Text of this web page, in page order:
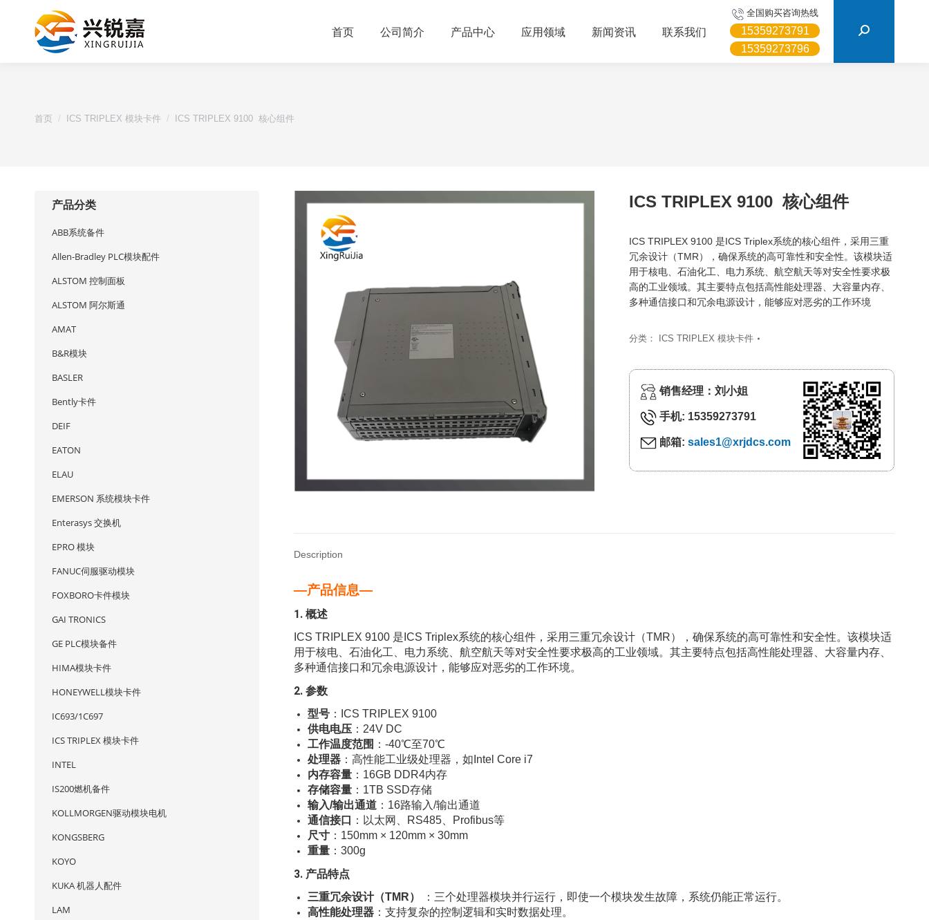
首页 公司简介 产品中心 应用领域 新闻资讯 联系我们
全国购买咨询热线
15359273791
15359273796
首页 ICS TRIPLEX 模块卡件 ICS TRIPLEX 9100 核心组件
ICS TRIPLEX 9100 核心组件
ICS TRIPLEX 9100 是ICS Triplex系统的核心组件，采用三重
冗余设计（TMR），确保系统的高可靠性和安全性。该模块适
用于核电、石油化工、电力系统、航空航天等对安全性要求极
高的工业领域。其主要特点包括高性能处理器、大容量内存、
多种通信接口和冗余电源设计，能够应对恶劣的工作环境
分类： ICS TRIPLEX 模块卡件
销售经理：刘小姐
手机: 15359273791
邮箱: sales1@xrjdcs.com
Description
—产品信息—
1. 概述
ICS TRIPLEX 9100 是ICS Triplex系统的核心组件，采用三重冗余设计（TMR），确保系统的高可靠性和安全性。该模块适
用于核电、石油化工、电力系统、航空航天等对安全性要求极高的工业领域。其主要特点包括高性能处理器、大容量内存、
多种通信接口和冗余电源设计，能够应对恶劣的工作环境。
2. 参数
型号 ：ICS TRIPLEX 9100
供电电压 ：24V DC
工作温度范围 ：-40℃至70℃
处理器 ：高性能工业级处理器，如Intel Core i7
内存容量 ：16GB DDR4内存
存储容量 ：1TB SSD存储
输入/输出通道 ：16路输入/输出通道
通信接口
：以太网、RS485、Profibus等
尺寸 ：150mm × 120mm × 30mm
重量 ：300g
3. 产品特点
三重冗余设计（TMR）
：三个处理器模块并行运行，即使一个模块发生故障，系统仍能正常运行。
高性能处理器 ：支持复杂的控制逻辑和实时数据处理。
产品分类
ABB系统备件
Allen-Bradley PLC模块配件
ALSTOM 控制面板
ALSTOM 阿尔斯通
AMAT
B&R模块
BASLER
Bently卡件
DEIF
EATON
ELAU
EMERSON 系统模块卡件
Enterasys 交换机
EPRO 模块
FANUC伺服驱动模块
FOXBORO卡件模块
GAI TRONICS
GE PLC模块备件
HIMA模块卡件
HONEYWELL模块卡件
IC693/1C697
ICS TRIPLEX 模块卡件
INTEL
IS200燃机备件
KOLLMORGEN驱动模块电机
KONGSBERG
KOYO
KUKA 机器人配件
LAM